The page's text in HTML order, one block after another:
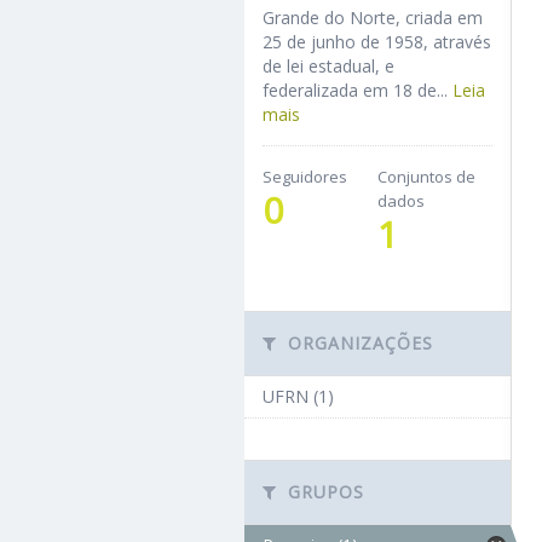
Grande do Norte, criada em
25 de junho de 1958, através
de lei estadual, e
federalizada em 18 de... Leia
mais
Seguidores
0
Conjuntos de
dados
1
ORGANIZAÇÕES
UFRN (1)
GRUPOS